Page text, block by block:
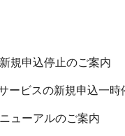
規申込停止のご案内
ービスの新規申込一時
ューアルのご案内